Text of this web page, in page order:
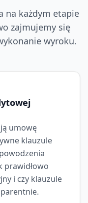
na każdym etapie
zajmujemy się
wyroku.
umowę
klauzule
prawidłowo
i czy klauzule